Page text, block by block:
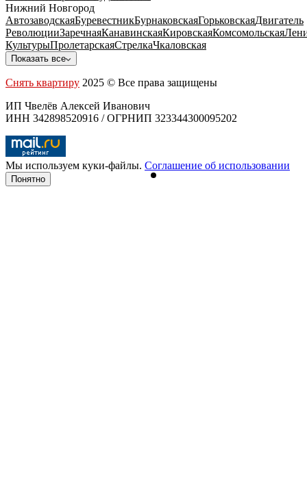
Нижний Новгород
АвтозаводскаяБуревестникБурнаковскаяГорьковскаяДвигатель
РеволюцииЗаречнаяКанавинскаяКировскаяКомсомольская
КультурыПролетарскаяСтрелкаЧкаловская
Показать все
Снять квартиру 2025 © Все права защищены
ИП Чвелёв Алексей Иванович
ИНН 342898520916 / ОГРНИП 323344300095202
Мы используем куки-файлы. Соглашение об использовании
Понятно